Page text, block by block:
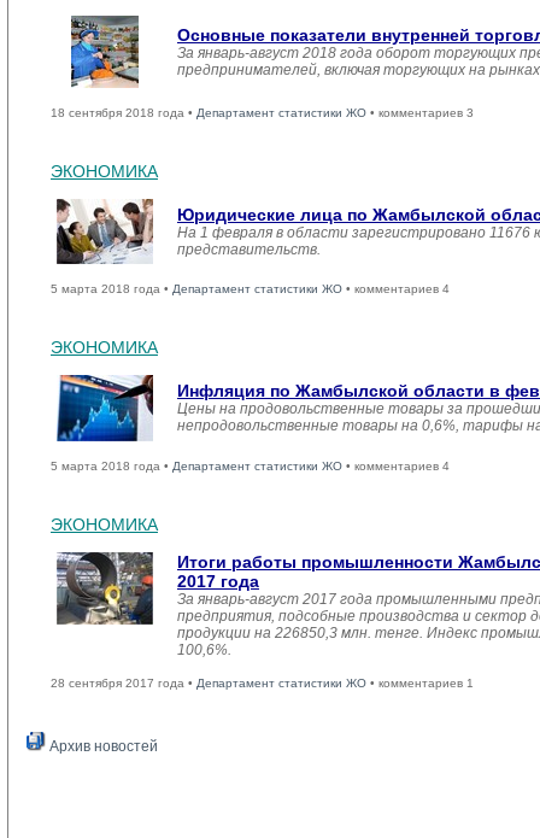
Основные показатели внутренней
За январь-август 2018 года оборот торгующих
предпринимателей, включая торгующих на
18 сентября 2018 года • Департамент статистики ЖО • комментариев 3
ЭКОНОМИКА
Юридические лица по Жамбылской
На 1 февраля в области зарегистрировано 11676
представительств.
5 марта 2018 года • Департамент статистики ЖО • комментариев 4
ЭКОНОМИКА
Инфляция по Жамбылской области в
Цены на продовольственные товары за
непродовольственные товары на 0,6%, тарифы
5 марта 2018 года • Департамент статистики ЖО • комментариев 4
ЭКОНОМИКА
Итоги работы промышленности
2017 года
За январь-август 2017 года промышленными
предприятия, подсобные производства и сектор
продукции на 226850,3 млн. тенге. Индекс
100,6%.
28 сентября 2017 года • Департамент статистики ЖО • комментариев 1
Архив новостей